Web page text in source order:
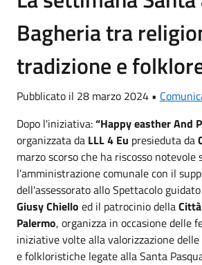
Bagheria tra
tradizione e
Pubblicato il 28 marzo 2024 •
Dopo l'iniziativa:“Happy easther And
organizzata da LLL 4 Eu presieduta da
marzo scorso che ha riscosso notevole
l'amministrazione comunale con il
dell'assessorato allo Spettacolo
Giusy Chiello ed il patrocinio della
Palermo, organizza in occasione delle
iniziative volte alla valorizzazione
e folkloristiche legate alla Santa